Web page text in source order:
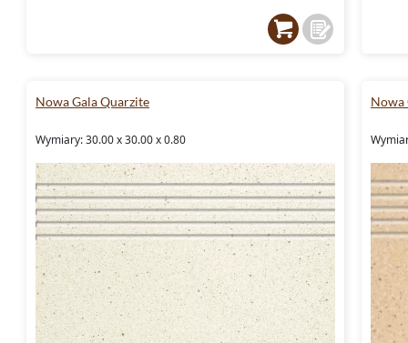
Nowa Gala Quarzite
Wymiary: 30.00 x 30.00 x 0.80
Nowa